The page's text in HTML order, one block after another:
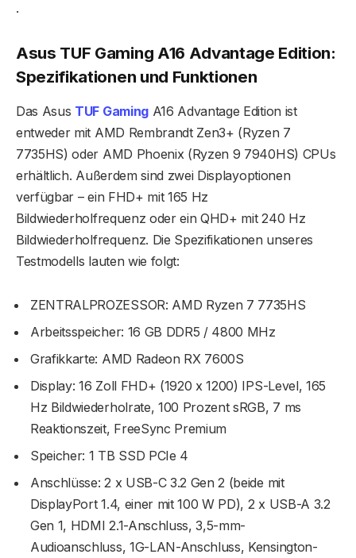
.
Asus TUF Gaming A16 Advantage Edition:
Spezifikationen und Funktionen
Das Asus TUF GamingA16 Advantage Edition ist
entweder mit AMD Rembrandt Zen3+ (Ryzen 7
7735HS) oder AMD Phoenix (Ryzen 9 7940HS) CPUs
erhältlich. Außerdem sind zwei Displayoptionen
verfügbar – ein FHD+ mit 165 Hz
Bildwiederholfrequenz oder ein QHD+ mit 240 Hz
Bildwiederholfrequenz. Die Spezifikationen unseres
Testmodells lauten wie folgt:
ZENTRALPROZESSOR: AMD Ryzen 7 7735HS
Arbeitsspeicher: 16 GB DDR5 / 4800 MHz
Grafikkarte: AMD Radeon RX 7600S
Display: 16 Zoll FHD+ (1920 x 1200) IPS-Level, 165
Hz Bildwiederholrate, 100 Prozent sRGB, 7 ms
Reaktionszeit, FreeSync Premium
Speicher: 1 TB SSD PCIe 4
Anschlüsse: 2 x USB-C 3.2 Gen 2 (beide mit
DisplayPort 1.4, einer mit 100 W PD), 2 x USB-A 3.2
Gen 1, HDMI 2.1-Anschluss, 3,5-mm-
Audioanschluss, 1G-LAN-Anschluss, Kensington-